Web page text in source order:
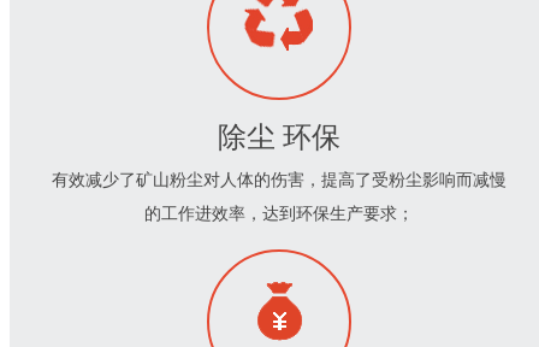
除尘 环保
有效减少了矿山粉尘对人体的伤害，提高了受粉尘影响而减慢
的工作进效率，达到环保生产要求；